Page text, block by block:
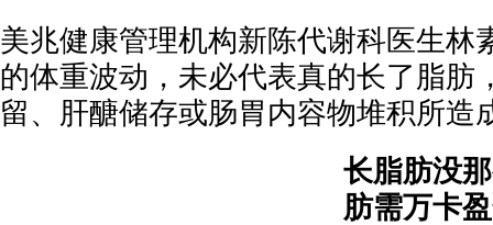
美兆健康管理机构新陈代谢科医生林
的体重波动，未必代表真的长了脂肪
留、肝醣储存或肠胃内容物堆积所造
长脂肪没
肪需万卡